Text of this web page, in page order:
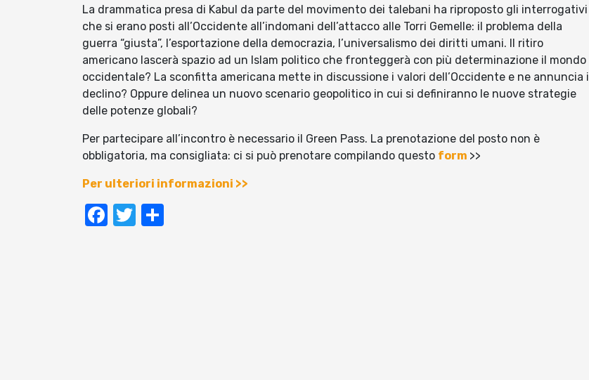
La drammatica presa di Kabul da parte del movimento dei talebani ha riproposto gli interrogativi
che si erano posti all’Occidente all’indomani dell’attacco alle Torri Gemelle: il problema della
guerra “giusta”, l’esportazione della democrazia, l’universalismo dei diritti umani. Il ritiro
americano lascerà spazio ad un Islam politico che fronteggerà con più determinazione il mondo
occidentale? La sconfitta americana mette in discussione i valori dell’Occidente e ne annuncia il
declino? Oppure delinea un nuovo scenario geopolitico in cui si definiranno le nuove strategie
delle potenze globali?
Per partecipare all’incontro è necessario il Green Pass. La prenotazione del posto non è
obbligatoria, ma consigliata: ci si può prenotare compilando questo form >>
Per ulteriori informazioni >>
Facebook
Twitter